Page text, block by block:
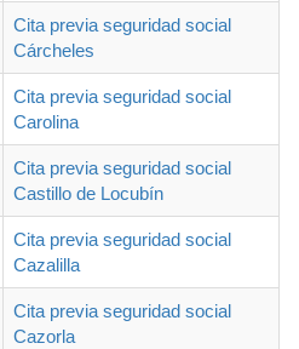
Cita previa seguridad social
Cárcheles
Cita previa seguridad social
Carolina
Cita previa seguridad social
Castillo de Locubín
Cita previa seguridad social
Cazalilla
Cita previa seguridad social
Cazorla